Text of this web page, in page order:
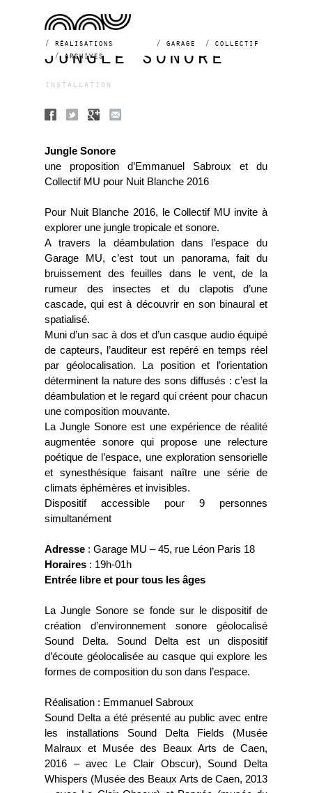
réalisations garage
collectif
archives
jungle sonore
installation
Jungle Sonore
une proposition d’Emmanuel Sabroux et du
Collectif MU pour Nuit Blanche 2016
Pour Nuit Blanche 2016, le Collectif MU invite à
explorer une jungle tropicale et sonore.
A travers la déambulation dans l’espace du
Garage MU, c’est tout un panorama, fait du
bruissement des feuilles dans le vent, de la
rumeur des insectes et du clapotis d’une
cascade, qui est à découvrir en son binaural et
spatialisé.
Muni d’un sac à dos et d’un casque audio équipé
de capteurs, l’auditeur est repéré en temps réel
par géolocalisation. La position et l’orientation
déterminent la nature des sons diffusés : c’est la
déambulation et le regard qui créent pour chacun
une composition mouvante.
La Jungle Sonore est une expérience de réalité
augmentée sonore qui propose une relecture
poétique de l’espace, une exploration sensorielle
et synesthésique faisant naître une série de
climats éphémères et invisibles.
Dispositif accessible pour 9 personnes
simultanément
Adresse : Garage MU – 45, rue Léon Paris 18
Horaires : 19h-01h
Entrée libre et pour tous les âges
La Jungle Sonore se fonde sur le dispositif de
création d’environnement sonore géolocalisé
Sound Delta. Sound Delta est un dispositif
d’écoute géolocalisée au casque qui explore les
formes de composition du son dans l’espace.
Réalisation : Emmanuel Sabroux
Sound Delta a été présenté au public avec entre
les installations Sound Delta Fields (Musée
Malraux et Musée des Beaux Arts de Caen,
2016 – avec Le Clair Obscur), Sound Delta
Whispers (Musée des Beaux Arts de Caen, 2013